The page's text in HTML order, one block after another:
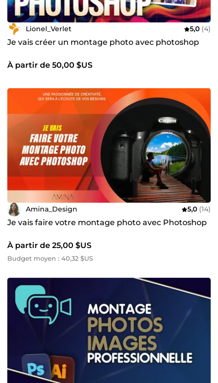
Lionel_Verlet 5,0 (4)
Je vais créer un montage photo avec photoshop
À partir de 50,00 $US
Amina_Design 5,0 (14)
Je vais faire votre montage photo avec Photoshop
À partir de 25,00 $US
Budget moyen : 40,32 $US